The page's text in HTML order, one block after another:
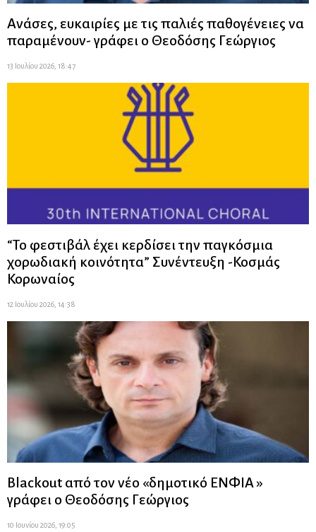
Ανάσες, ευκαιρίες με τις παλιές παθογένειες να
παραμένουν- γράφει ο Θεοδόσης Γεώργιος
13 Ιουλίου 2026, 18:47
“Το φεστιβάλ έχει κερδίσει την παγκόσμια
χορωδιακή κοινότητα” Συνέντευξη -Κοσμάς
Κορωναίος
12 Ιουλίου 2026, 14:38
Blackout από τον νέο «δημοτικό ΕΝΦΙΑ »
γράφει ο Θεοδόσης Γεώργιος
10 Ιουνίου 2026, 19:05